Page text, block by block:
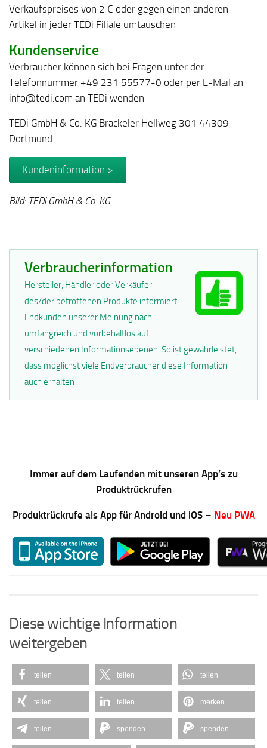
Verkaufspreises von 2 € oder gegen einen anderen
Artikel in jeder TEDi Filiale umtauschen
Kundenservice
Verbraucher können sich bei Fragen unter der
Telefonnummer +49 231 55577-0 oder per E-Mail an
info@tedi.com an TEDi wenden
TEDi GmbH & Co. KG Brackeler Hellweg 301 44309
Dortmund
Kundeninformation >
Bild: TEDi GmbH & Co. KG
Verbraucherinformation
Hersteller, Händler oder Verkäufer
des/der betroffenen Produkte informiert
Endkunden unserer Meinung nach
umfangreich und vorbehaltlos auf
verschiedenen Informationsebenen. So ist gewährleistet,
dass möglichst viele Endverbraucher diese Information
auch erhalten
Immer auf dem Laufenden mit unseren App’s zu
Produktrückrufen
Produktrückrufe als App für Android und iOS – Neu PWA
Diese wichtige Information
weitergeben
teilen teilen teilen
teilen teilen merken
teilen spenden spenden